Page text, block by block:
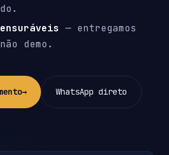
— entregamos
demo.
→ WhatsApp direto